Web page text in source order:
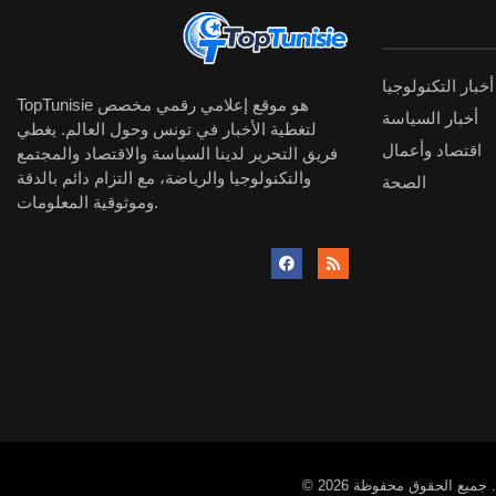
TopTunisie هو موقع إعلامي رقمي مخصص
لتغطية الأخبار في تونس وحول العالم. يغطي
فريق التحرير لدينا السياسة والاقتصاد والمجتمع
والتكنولوجيا والرياضة، مع التزام دائم بالدقة
وموثوقية المعلومات.
أخبار التكنولوجيا
أخبار السياسة
اقتصاد وأعمال
الصحة